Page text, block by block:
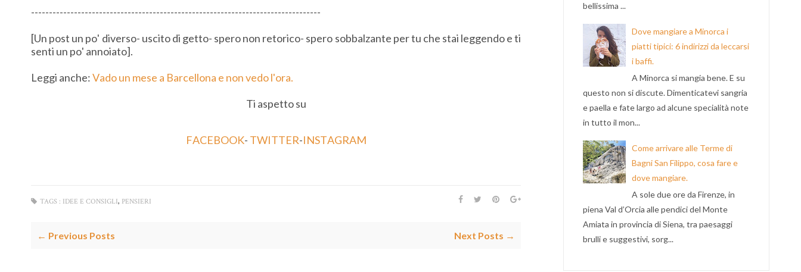
---------------------------------------------------------------------------------
[Un post un po' diverso- uscito di getto- spero non retorico- spero sobbalzante per tu che stai leggendo e ti
senti un po' annoiato].
Leggi anche:Vado un mese a Barcellona e non vedo l'ora.
Ti aspetto su
FACEBOOK- TWITTER-INSTAGRAM
TAGS : IDEE E CONSIGLI, PENSIERI
← Previous Posts Next Posts →
bellissima ...
Dove mangiare a Minorca i
piatti tipici: 6 indirizzi da leccarsi
i baffi.
A Minorca si mangia bene. E su
questo non si discute. Dimenticatevi sangria
e paella e fate largo ad alcune specialità note
in tutto il mon...
Come arrivare alle Terme di
Bagni San Filippo, cosa fare e
dove mangiare.
A sole due ore da Firenze, in
piena Val d’Orcia alle pendici del Monte
Amiata in provincia di Siena, tra paesaggi
brulli e suggestivi, sorg...